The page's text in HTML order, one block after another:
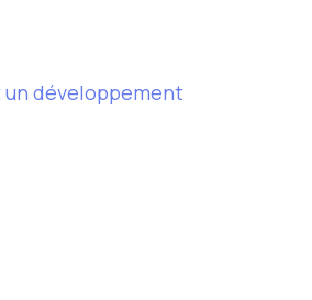
un développement